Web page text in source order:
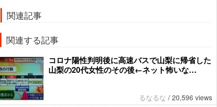
関連記事
関連する記事
コロナ陽性判明後に高速バスで山梨に帰省した
山梨の20代女性のその後←ネット怖いな…
るなるな / 20,596 views